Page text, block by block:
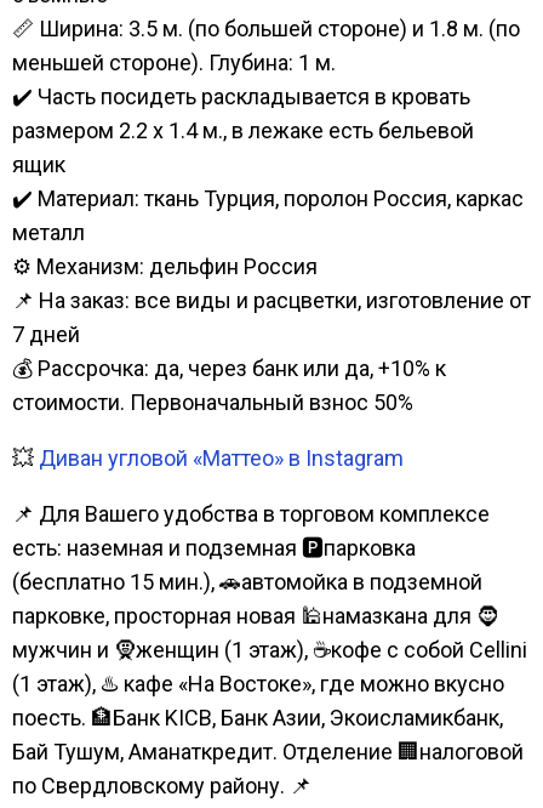
📏 Ширина: 3.5 м. (по большей стороне) и 1.8 м. (по
меньшей стороне). Глубина: 1 м.
✔️ Часть посидеть раскладывается в кровать
размером 2.2 х 1.4 м., в лежаке есть бельевой
ящик
✔️ Материал: ткань Турция, поролон Россия, каркас
металл
⚙️ Механизм: дельфин Россия
📌 На заказ: все виды и расцветки, изготовление от
7 дней
💰 Рассрочка: да, через банк или да, +10% к
стоимости. Первоначальный взнос 50%
💥 Диван угловой «Маттео» в Instagram
📌 Для Вашего удобства в торговом комплексе
есть: наземная и подземная 🅿парковка
(бесплатно 15 мин.), 🚗автомойка в подземной
парковке, просторная новая 🕌намазкана для 🧔
мужчин и 🧕женщин (1 этаж), ☕кофе с собой Cellini
(1 этаж), ♨️ кафе «На Востоке», где можно вкусно
поесть. 🏦Банк KICB, Банк Азии, Экоисламикбанк,
Бай Тушум, Аманаткредит. Отделение 🏢налоговой
по Свердловскому району. 📌